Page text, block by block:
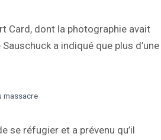
Card, dont la photographie avait
a indiqué que plus d’une
massacre
se réfugier et a prévenu qu’il